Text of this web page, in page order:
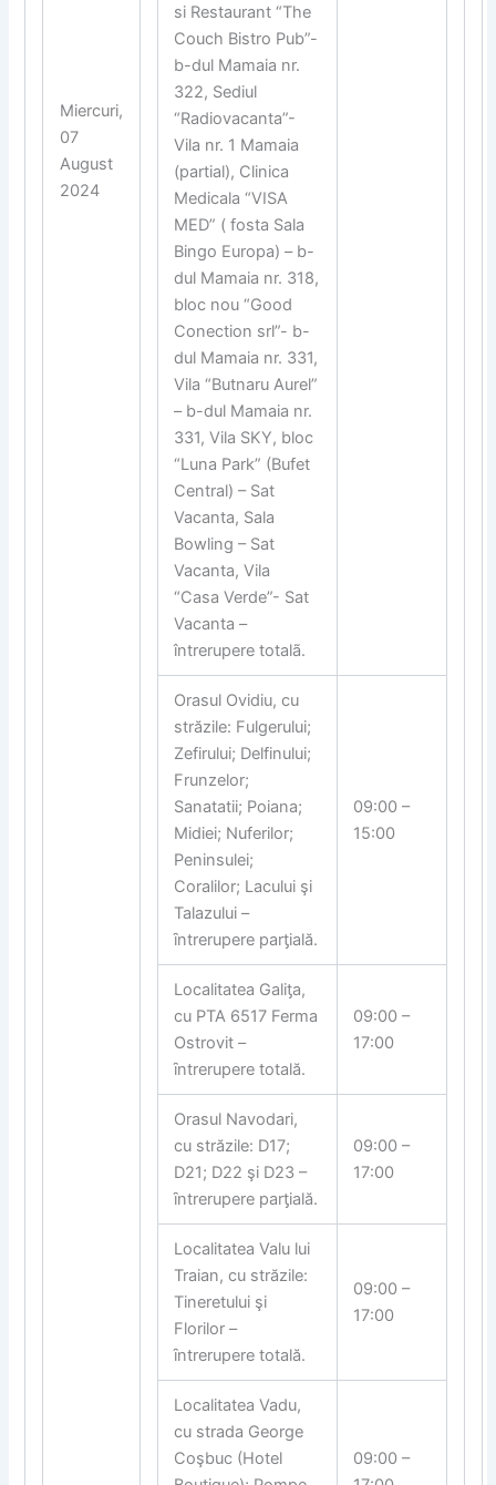
Miercuri,
07
August
2024
si Restaurant “The
Couch Bistro Pub”-
b-dul Mamaia nr.
322, Sediul
“Radiovacanta”-
Vila nr. 1 Mamaia
(partial), Clinica
Medicala “VISA
MED” ( fosta Sala
Bingo Europa) – b-
dul Mamaia nr. 318,
bloc nou “Good
Conection srl”- b-
dul Mamaia nr. 331,
Vila “Butnaru Aurel”
– b-dul Mamaia nr.
331, Vila SKY, bloc
“Luna Park” (Bufet
Central) – Sat
Vacanta, Sala
Bowling – Sat
Vacanta, Vila
“Casa Verde”- Sat
Vacanta –
întrerupere totalã.
Orasul Ovidiu, cu
străzile: Fulgerului;
Zefirului; Delfinului;
Frunzelor;
Sanatatii; Poiana;
Midiei; Nuferilor;
Peninsulei;
Coralilor; Lacului şi
Talazului –
ȋntrerupere parƫială.
09:00 –
15:00
Localitatea Galiƫa,
cu PTA 6517 Ferma
Ostrovit –
ȋntrerupere totală.
09:00 –
17:00
Orasul Navodari,
cu străzile: D17;
D21; D22 şi D23 –
ȋntrerupere parƫială.
09:00 –
17:00
Localitatea Valu lui
Traian, cu străzile:
Tineretului şi
Florilor –
ȋntrerupere totală.
09:00 –
17:00
Localitatea Vadu,
cu strada George
Coşbuc (Hotel
09:00 –